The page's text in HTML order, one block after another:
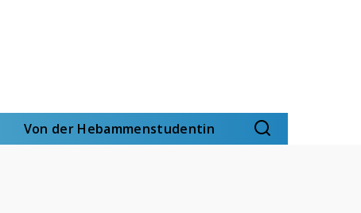
Von der Hebammenstudentin